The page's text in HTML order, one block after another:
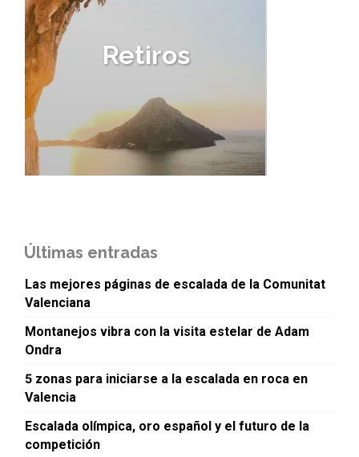
Retiros
Últimas entradas
Las mejores páginas de escalada de la Comunitat
Valenciana
Montanejos vibra con la visita estelar de Adam
Ondra
5 zonas para iniciarse a la escalada en roca en
Valencia
Escalada olímpica, oro español y el futuro de la
competición